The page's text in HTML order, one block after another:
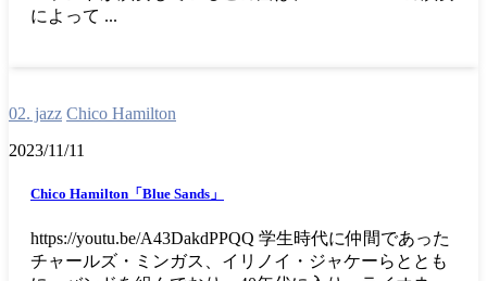
によって ...
02. jazz Chico Hamilton
2023/11/11
Chico Hamilton「Blue Sands」
https://youtu.be/A43DakdPPQQ 学生時代に仲間であった
チャールズ・ミンガス、イリノイ・ジャケーらととも